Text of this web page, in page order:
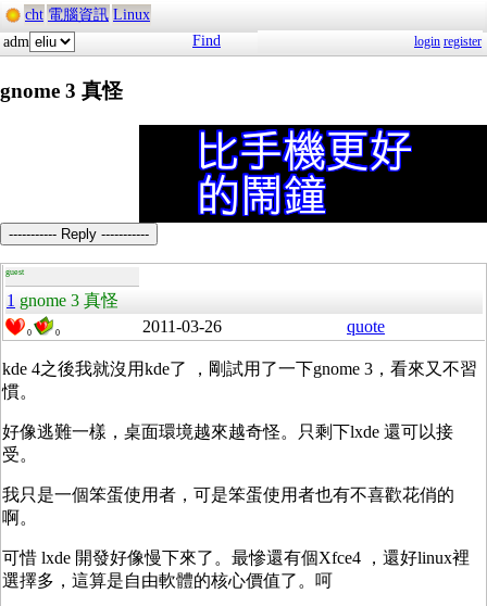
cht 電腦資訊 Linux
adm
Find login register
gnome 3 真怪
----------- Reply -----------
guest
1 gnome 3 真怪
0 0 2011-03-26 quote
kde 4之後我就沒用kde了 ，剛試用了一下gnome 3，看來又不習
慣。
好像逃難一樣，桌面環境越來越奇怪。只剩下lxde 還可以接
受。
我只是一個笨蛋使用者，可是笨蛋使用者也有不喜歡花俏的
啊。
可惜 lxde 開發好像慢下來了。最慘還有個Xfce4 ，還好linux裡
選擇多，這算是自由軟體的核心價值了。呵